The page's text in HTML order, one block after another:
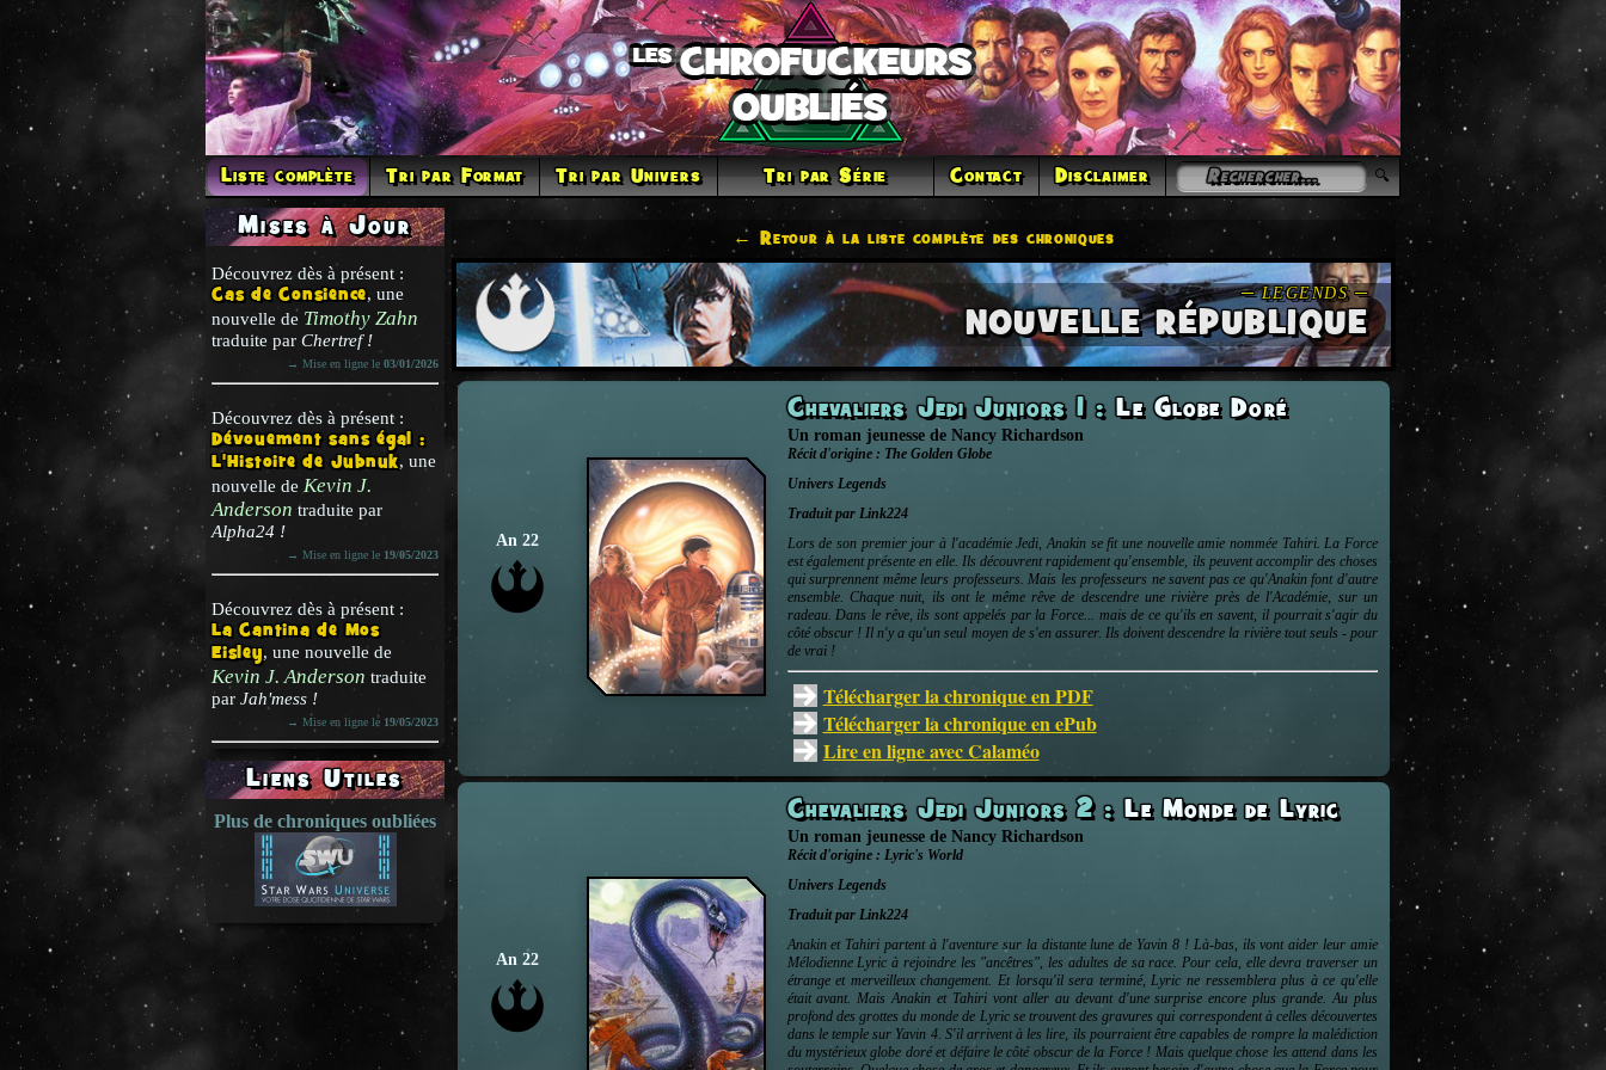
Liste complète Tri par Format Tri par Univers Tri par Série Contact Disclaimer
Mises à Jour
Découvrez dès à présent :
Cas de Consience, une
nouvelle de Timothy Zahn
traduite par Chertref !
→ Mise en ligne le 03/01/2026
Découvrez dès à présent :
Dévouement sans égal :
L'Histoire de Jubnuk, une
nouvelle de Kevin J.
Anderson traduite par
Alpha24 !
→ Mise en ligne le 19/05/2023
Découvrez dès à présent :
La Cantina de Mos
Eisley, une nouvelle de
Kevin J. Anderson traduite
par Jah'mess !
→ Mise en ligne le 19/05/2023
Liens Utiles
Plus de chroniques oubliées
← Retour à la liste complète des chroniques
NOUVELLE RÉPUBLIQUE
An 22
Chevaliers Jedi Juniors 1: Le Globe Doré
Un roman jeunessede Nancy Richardson
Récit d'origine : The Golden Globe
Univers Legends
Traduit par Link224
Lors de son premier jour à l'académie Jedi, Anakin se fit une nouvelle amie nommée Tahiri. La Force
est également présente en elle. Ils découvrent rapidement qu'ensemble, ils peuvent accomplir des choses
qui surprennent même leurs professeurs. Mais les professeurs ne savent pas ce qu'Anakin font d'autre
ensemble. Chaque nuit, ils ont le même rêve de descendre une rivière près de l'Académie, sur un
radeau. Dans le rêve, ils sont appelés par la Force... mais de ce qu'ils en savent, il pourrait s'agir du
côté obscur ! Il n'y a qu'un seul moyen de s'en assurer. Ils doivent descendre la rivière tout seuls - pour
de vrai !
Télécharger la chronique en PDF
Télécharger la chronique en ePub
Lire en ligne avec Calaméo
An 22
Chevaliers Jedi Juniors 2: Le Monde de Lyric
Un roman jeunessede Nancy Richardson
Récit d'origine : Lyric's World
Univers Legends
Traduit par Link224
Anakin et Tahiri partent à l'aventure sur la distante lune de Yavin 8 ! Là-bas, ils vont aider leur amie
Mélodienne Lyric à rejoindre les "ancêtres", les adultes de sa race. Pour cela, elle devra traverser un
étrange et merveilleux changement. Et lorsqu'il sera terminé, Lyric ne ressemblera plus à ce qu'elle
était avant. Mais Anakin et Tahiri vont aller au devant d'une surprise encore plus grande. Au plus
profond des grottes du monde de Lyric se trouvent des gravures qui correspondent à celles découvertes
dans le temple sur Yavin 4. S'il arrivent à les lire, ils pourraient être capables de rompre la malédiction
du mystérieux globe doré et défaire le côté obscur de la Force ! Mais quelque chose les attend dans les